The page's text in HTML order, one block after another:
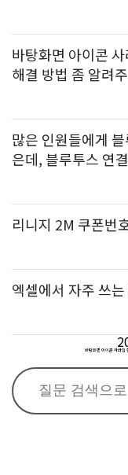
바탕화면 아이콘
해결 방법 좀 알려
많은 인원들에게
은데, 블루투스 연
리니지 2M 쿠폰번
엑셀에서 자주 쓰
바탕화면 아이콘 사라짐